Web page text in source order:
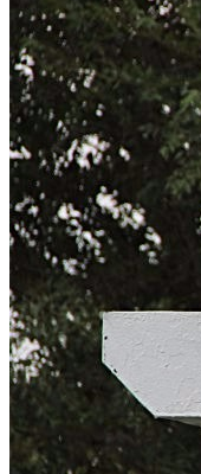
Главная